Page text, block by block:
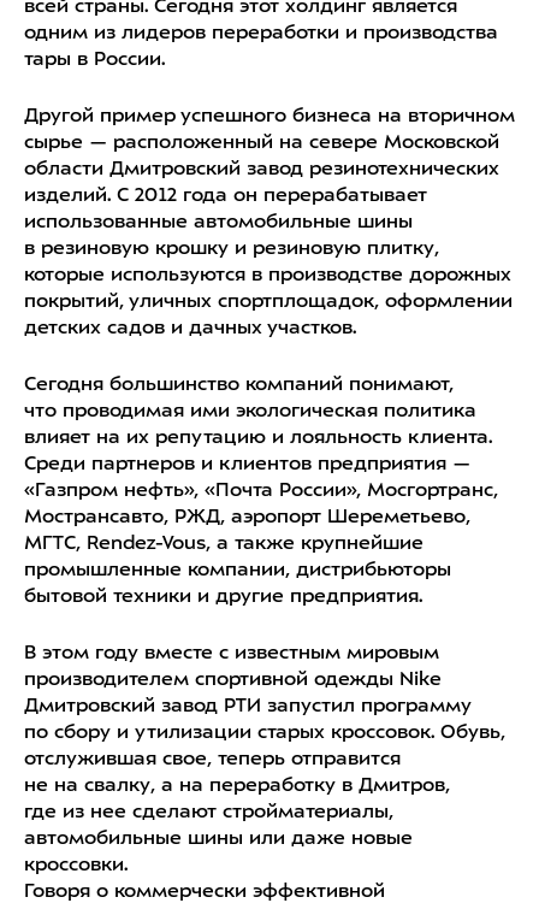
всей страны. Сегодня этот холдинг является
одним из лидеров переработки и производства
тары в России.
Другой пример успешного бизнеса на вторичном
сырье — расположенный на севере Московской
области Дмитровский завод резинотехнических
изделий. С 2012 года он перерабатывает
использованные автомобильные шины
в резиновую крошку и резиновую плитку,
которые используются в производстве дорожных
покрытий, уличных спортплощадок, оформлении
детских садов и дачных участков.
Сегодня большинство компаний понимают,
что проводимая ими экологическая политика
влияет на их репутацию и лояльность клиента.
Среди партнеров и клиентов предприятия —
«Газпром нефть», «Почта России», Мосгортранс,
Мострансавто, РЖД, аэропорт Шереметьево,
МГТС, Rendez-Vous, а также крупнейшие
промышленные компании, дистрибьюторы
бытовой техники и другие предприятия.
В этом году вместе с известным мировым
производителем спортивной одежды Nike
Дмитровский завод РТИ запустил программу
по сбору и утилизации старых кроссовок. Обувь,
отслужившая свое, теперь отправится
не на свалку, а на переработку в Дмитров,
где из нее сделают стройматериалы,
автомобильные шины или даже новые
кроссовки.
Говоря о коммерчески эффективной